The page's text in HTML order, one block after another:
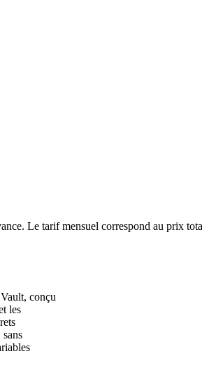
Le tarif mensuel correspond au prix
conçu
les